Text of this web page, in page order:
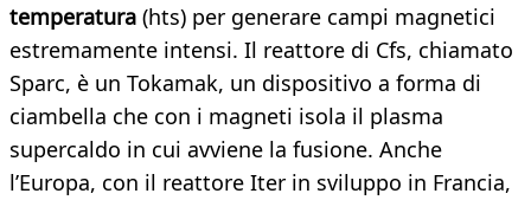
temperatura (hts) per generare campi magnetici
estremamente intensi. Il reattore di Cfs, chiamato
Sparc, è un Tokamak, un dispositivo a forma di
ciambella che con i magneti isola il plasma
supercaldo in cui avviene la fusione. Anche
l’Europa, con il reattore Iter in sviluppo in Francia,